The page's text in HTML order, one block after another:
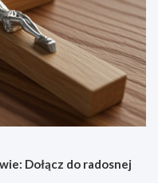
Dołącz do radosnej